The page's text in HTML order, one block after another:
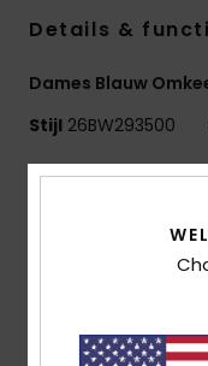
Details &
Dames Blauw
Stijl 26BW293500
Kenmerken
RISE COLLECTIE
Stof aan de
gerecycled
Schuimtype: